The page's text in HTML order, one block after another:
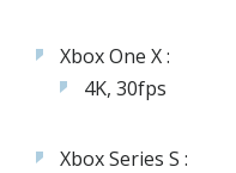
Xbox One X :
4K, 30fps
Xbox Series S :